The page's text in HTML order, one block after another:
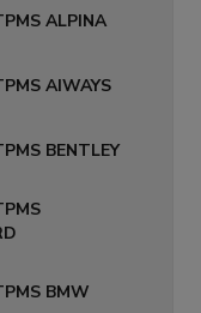
ALPINA
AIWAYS
BENTLEY
BMW